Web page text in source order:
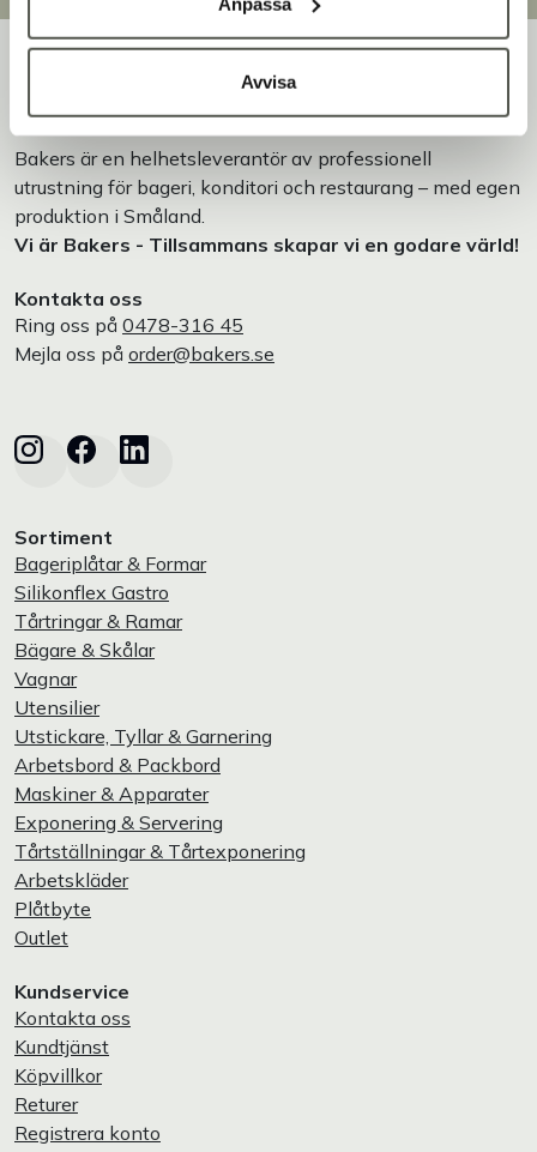
Avvisa
Bakers är en helhetsleverantör av professionell
utrustning för bageri, konditori och restaurang – med egen
produktion i Småland.
Vi är Bakers - Tillsammans skapar vi en godare värld!
Kontakta oss
Ring oss på 0478-316 45
Mejla oss på order@bakers.se
Sortiment
Bageriplåtar & Formar
Silikonflex Gastro
Tårtringar & Ramar
Bägare & Skålar
Vagnar
Utensilier
Utstickare, Tyllar & Garnering
Arbetsbord & Packbord
Maskiner & Apparater
Exponering & Servering
Tårtställningar & Tårtexponering
Arbetskläder
Plåtbyte
Outlet
Kundservice
Kontakta oss
Kundtjänst
Köpvillkor
Returer
Registrera konto